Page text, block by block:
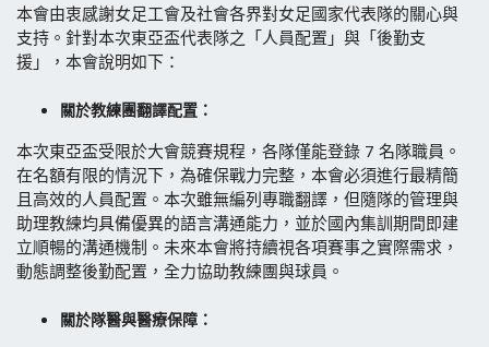
本會由衷感謝女足工會及社會各界對女足國家代表隊的關心與
支持。針對本次東亞盃代表隊之「人員配置」與「後勤支
援」，本會說明如下：
關於教練團翻譯配置：
本次東亞盃受限於大會競賽規程，各隊僅能登錄 7 名隊職員。
在名額有限的情況下，為確保戰力完整，本會必須進行最精簡
且高效的人員配置。本次雖無編列專職翻譯，但隨隊的管理與
助理教練均具備優異的語言溝通能力，並於國內集訓期間即建
立順暢的溝通機制。未來本會將持續視各項賽事之實際需求，
動態調整後勤配置，全力協助教練團與球員。
關於隊醫與醫療保障：